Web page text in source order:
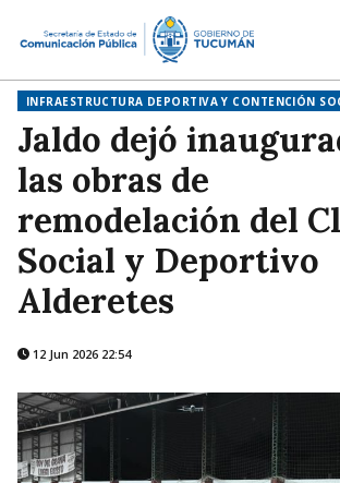
INFRAESTRUCTURA DEPORTIVA Y CONTENCIÓN
Jaldo dejó
las obras de
remodelación del
Social y Deportivo
Alderetes
12 Jun 2026 22:54